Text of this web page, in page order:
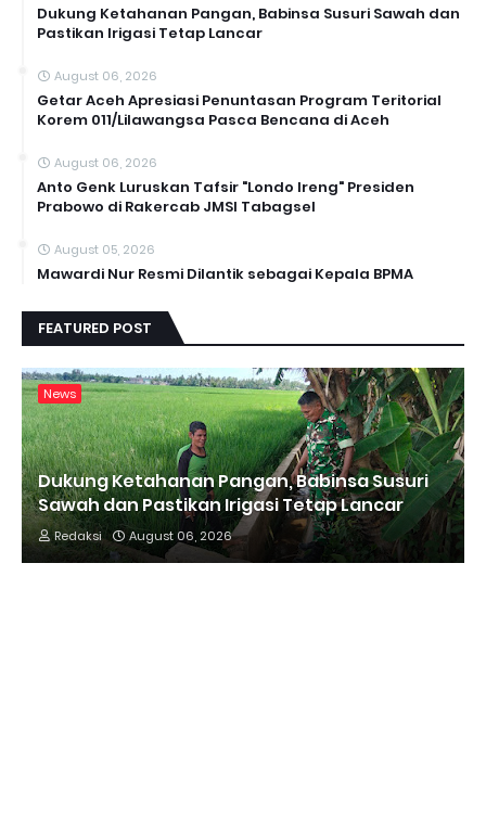
Dukung Ketahanan Pangan, Babinsa Susuri Sawah dan
Pastikan Irigasi Tetap Lancar
August 06, 2026
Getar Aceh Apresiasi Penuntasan Program Teritorial
Korem 011/Lilawangsa Pasca Bencana di Aceh ‎
August 06, 2026
Anto Genk Luruskan Tafsir "Londo Ireng" Presiden
Prabowo di Rakercab JMSI Tabagsel
August 05, 2026
Mawardi Nur Resmi Dilantik sebagai Kepala BPMA
FEATURED POST
News
Dukung Ketahanan Pangan, Babinsa Susuri
Sawah dan Pastikan Irigasi Tetap Lancar
Redaksi August 06, 2026